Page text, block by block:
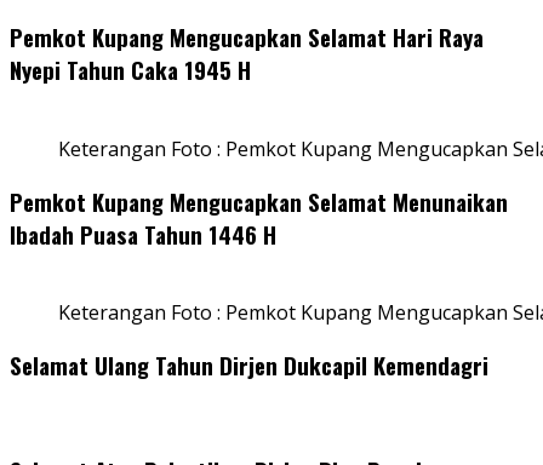
Pemkot Kupang Mengucapkan Selamat Hari Raya
Nyepi Tahun Caka 1945 H
Keterangan Foto : Pemkot Kupang Mengucapkan
Pemkot Kupang Mengucapkan Selamat Menunaikan
Ibadah Puasa Tahun 1446 H
Keterangan Foto : Pemkot Kupang Mengucapkan
Selamat Ulang Tahun Dirjen Dukcapil Kemendagri